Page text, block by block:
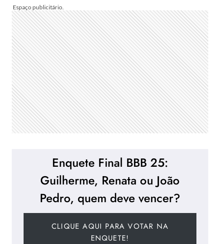
Enquete Final BBB 25:
Guilherme, Renata ou João
Pedro, quem deve vencer?
CLIQUE AQUI PARA VOTAR NA
ENQUETE!